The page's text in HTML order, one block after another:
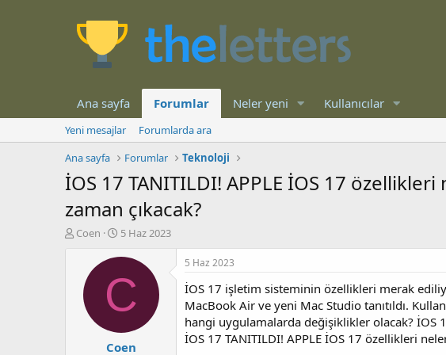
Ana sayfa Forumlar Neler yeni Kullanıcılar
Yeni mesajlar
Forumlarda ara
Ana sayfa
Forumlar Teknoloji
İOS 17 TANITILDI! APPLE İOS 17
zaman çıkacak?
K
Coen
B
ş
l
ı
ç
5 Haz 2023
C
Coen
5 Haz 2023
İOS 17 işletim sisteminin özellikleri merak
MacBook Air ve yeni Mac Studio tanıtıldı.
hangi uygulamalarda değişiklikler olacak? İOS
İOS 17 TANITILDI! APPLE İOS 17 özellikleri